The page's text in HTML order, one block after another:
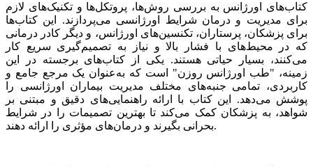
کتاب‌های اورژانس به بررسی روش‌ها، پروتکل‌ها و تکنیک‌های لازم
برای مدیریت و درمان شرایط اورژانسی می‌پردازند. این کتاب‌ها
برای پزشکان، پرستاران، تکنسین‌های اورژانس، و دیگر کادر درمانی
که در محیط‌های با فشار بالا و نیاز به تصمیم‌گیری سریع کار
می‌کنند، بسیار حیاتی هستند. یکی از کتاب‌های برجسته در این
زمینه، "طب اورژانس روزن" است که به‌عنوان یک مرجع جامع و
کاربردی، تمامی جنبه‌های مختلف مدیریت بیماران اورژانسی را
پوشش می‌دهد. این کتاب با ارائه راهنمایی‌های دقیق و مبتنی بر
شواهد، به پزشکان کمک می‌کند تا بهترین تصمیمات را در شرایط
بحرانی بگیرند و درمان‌های مؤثری را ارائه دهند.